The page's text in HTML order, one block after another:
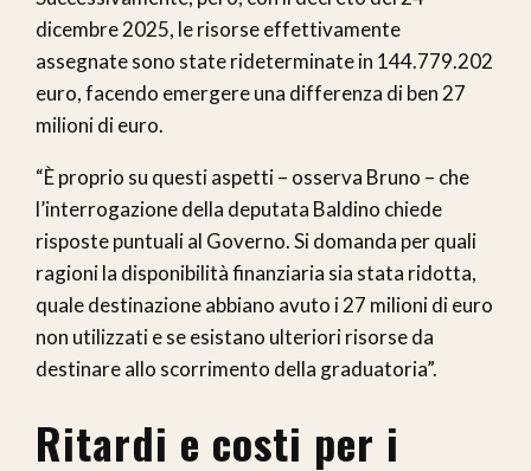
dicembre 2025, le risorse effettivamente
assegnate sono state rideterminate in 144.779.202
euro, facendo emergere una differenza di ben 27
milioni di euro.
“È proprio su questi aspetti – osserva Bruno – che
l’interrogazione della deputata Baldino chiede
risposte puntuali al Governo. Si domanda per quali
ragioni la disponibilità finanziaria sia stata ridotta,
quale destinazione abbiano avuto i 27 milioni di euro
non utilizzati e se esistano ulteriori risorse da
destinare allo scorrimento della graduatoria”.
Ritardi e costi per i